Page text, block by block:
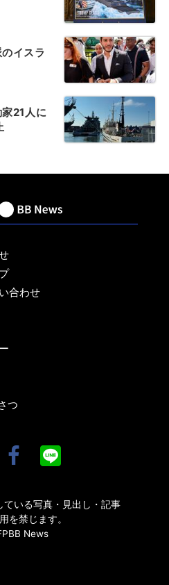
イスラ
21人に
合わせ
つ
ている写真・見出し・記事
を禁じます。
News